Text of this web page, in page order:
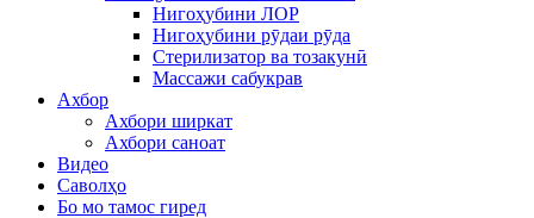
Нигоҳубини ЛОР
Нигоҳубини рӯдаи рӯда
Стерилизатор ва тозакунӣ
Массажи сабукрав
Ахбор
Ахбори ширкат
Ахбори саноат
Видео
Саволҳо
Бо мо тамос гиред